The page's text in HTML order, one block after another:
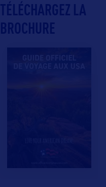
TÉLÉCHARGEZ LA
BROCHURE